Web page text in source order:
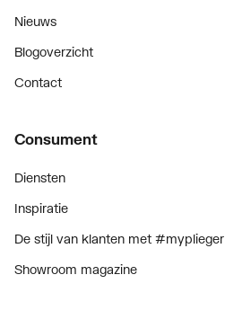
Nieuws
Blogoverzicht
Contact
Consument
Diensten
Inspiratie
De stijl van klanten met #myplieger
Showroom magazine